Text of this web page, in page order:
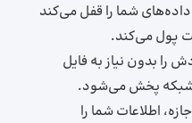
داده‌های شما را قفل می‌کند
پول می‌کند.
را بدون نیاز به فایل
شبکه پخش می‌شود.
اطلاعات شما را